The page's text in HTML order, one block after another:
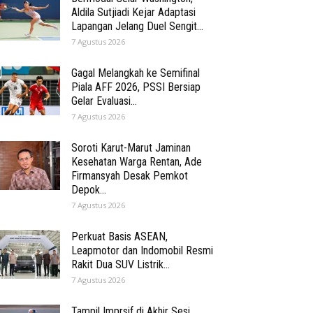
Aldila Sutjiadi Kejar Adaptasi
Lapangan Jelang Duel Sengit...
7 Agustus 2026
Gagal Melangkah ke Semifinal
Piala AFF 2026, PSSI Bersiap
Gelar Evaluasi...
7 Agustus 2026
Soroti Karut-Marut Jaminan
Kesehatan Warga Rentan, Ade
Firmansyah Desak Pemkot
Depok...
7 Agustus 2026
Perkuat Basis ASEAN,
Leapmotor dan Indomobil Resmi
Rakit Dua SUV Listrik...
7 Agustus 2026